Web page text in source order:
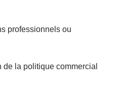
professionnels ou
la politique commercial